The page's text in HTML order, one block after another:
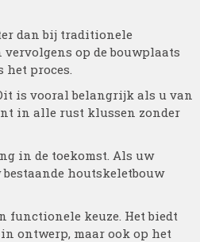
dan bij traditionele
op de bouwplaats
het proces.
is vooral belangrijk als u van
in alle rust klussen zonder
in de toekomst. Als uw
houtskeletbouw
functionele keuze. Het biedt
ontwerp, maar ook op het